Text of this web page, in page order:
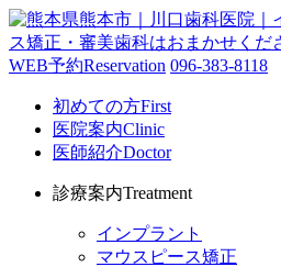
WEB予約Reservation 096-383-8118
初めての方First
医院案内Clinic
医師紹介Doctor
診療案内Treatment
インプラント
マウスピース矯正